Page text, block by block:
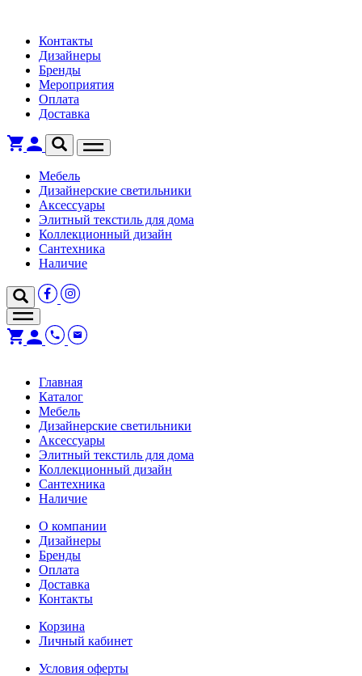
Контакты
Дизайнеры
Бренды
Мероприятия
Оплата
Доставка
Мебель
Дизайнерские светильники
Аксессуары
Элитный текстиль для дома
Коллекционный дизайн
Сантехника
Наличие
Главная
Каталог
Мебель
Дизайнерские светильники
Аксессуары
Элитный текстиль для дома
Коллекционный дизайн
Сантехника
Наличие
О компании
Дизайнеры
Бренды
Оплата
Доставка
Контакты
Корзина
Личный кабинет
Условия оферты